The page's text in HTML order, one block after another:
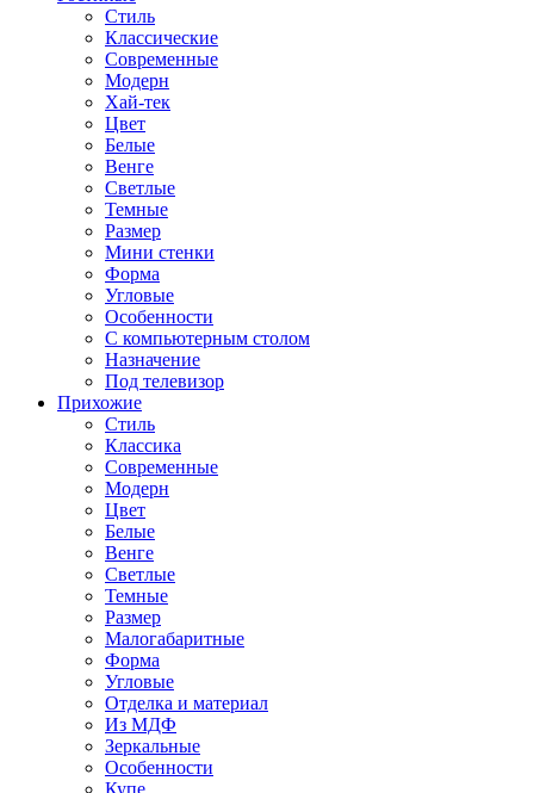
Стиль
Классические
Современные
Модерн
Хай-тек
Цвет
Белые
Венге
Светлые
Темные
Размер
Мини стенки
Форма
Угловые
Особенности
С компьютерным столом
Назначение
Под телевизор
Прихожие
Стиль
Классика
Современные
Модерн
Цвет
Белые
Венге
Светлые
Темные
Размер
Малогабаритные
Форма
Угловые
Отделка и материал
Из МДФ
Зеркальные
Особенности
Купе